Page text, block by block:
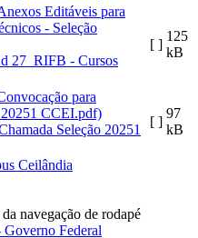
27_RIFB - Cursos
[ ]
125
kB
Seleção 20251
[ ]
97
kB
Ceilândia
navegação de rodapé